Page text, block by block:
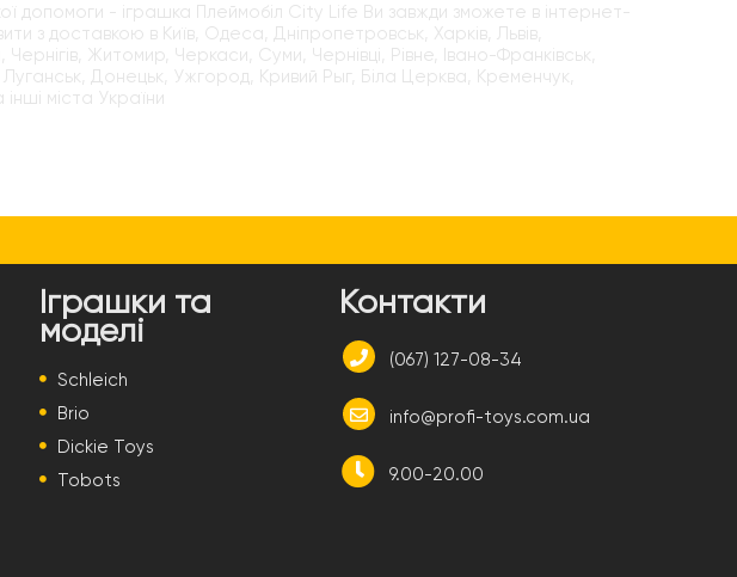
допомоги - іграшка Плеймобіл City Life Ви завжди зможете в інтернет-
з доставкою в Київ, Одеса, Дніпропетровськ, Харків, Львів,
Житомир, Черкаси, Суми, Чернівці, Рівне, Івано-Франківськ,
Донецьк, Ужгород, Кривий Рыг, Біла Церква, Кременчук,
міста України
Іграшки та
моделі
Schleich
Brio
Dickie Toys
Tobots
Контакти
(067) 127-08-34
info@profi-toys.com.ua
9.00-20.00